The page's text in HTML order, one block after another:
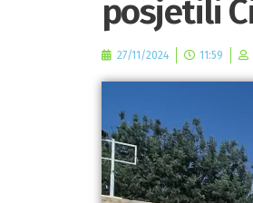
posjetili
27/11/2024 11:59